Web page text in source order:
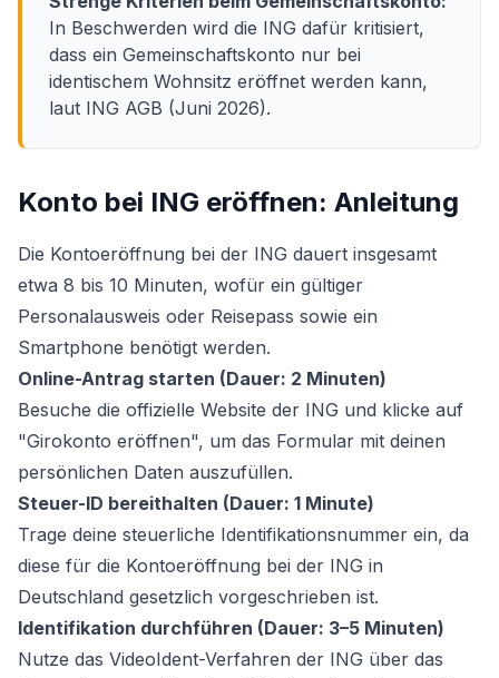
In Beschwerden wird die ING dafür kritisiert,
dass ein Gemeinschaftskonto nur bei
identischem Wohnsitz eröffnet werden kann,
laut ING AGB (Juni 2026).
Konto bei ING eröffnen: Anleitung
Die Kontoeröffnung bei der ING dauert insgesamt
etwa 8 bis 10 Minuten, wofür ein gültiger
Personalausweis oder Reisepass sowie ein
Smartphone benötigt werden.
Online-Antrag starten (Dauer: 2 Minuten)
Besuche die offizielle Website der ING und klicke auf
"Girokonto eröffnen", um das Formular mit deinen
persönlichen Daten auszufüllen.
Steuer-ID bereithalten (Dauer: 1 Minute)
Trage deine steuerliche Identifikationsnummer ein, da
diese für die Kontoeröffnung bei der ING in
Deutschland gesetzlich vorgeschrieben ist.
Identifikation durchführen (Dauer: 3–5 Minuten)
Nutze das VideoIdent-Verfahren der ING über das